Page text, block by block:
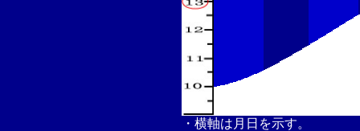
・横軸は月日を示す。